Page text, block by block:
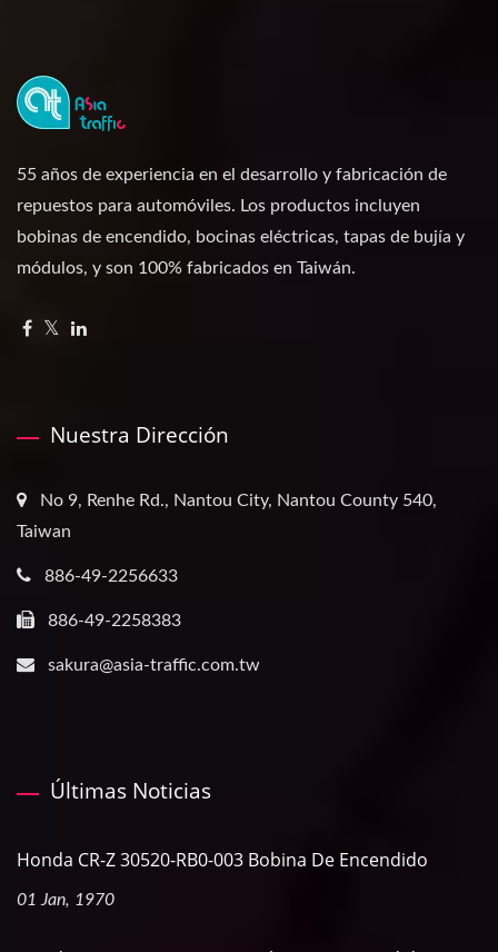
55 años de experiencia en el desarrollo y fabricación de
repuestos para automóviles. Los productos incluyen
bobinas de encendido, bocinas eléctricas, tapas de bujía y
módulos, y son 100% fabricados en Taiwán.
Nuestra Dirección
No 9, Renhe Rd., Nantou City, Nantou County 540,
Taiwan
886-49-2256633
886-49-2258383
sakura@asia-traffic.com.tw
Últimas Noticias
Honda CR-Z 30520-RB0-003 Bobina De Encendido
01 Jan, 1970